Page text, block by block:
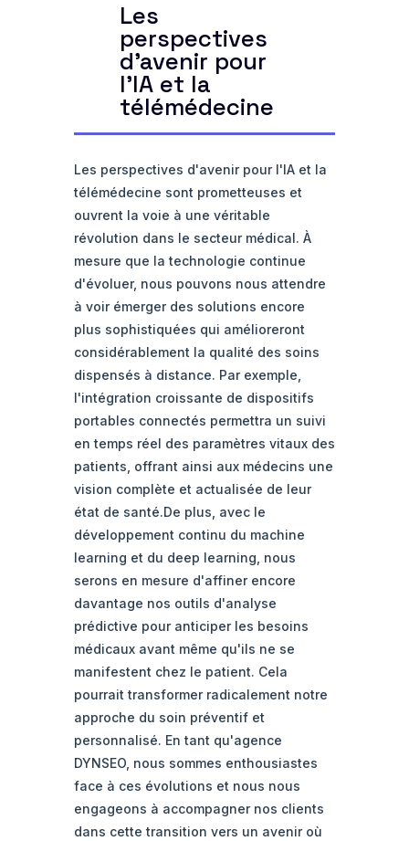
Les
perspectives
d'avenir pour
l'IA et la
télémédecine
Les perspectives d'avenir pour l'IA et la
télémédecine sont prometteuses et
ouvrent la voie à une véritable
révolution dans le secteur médical. À
mesure que la technologie continue
d'évoluer, nous pouvons nous attendre
à voir émerger des solutions encore
plus sophistiquées qui amélioreront
considérablement la qualité des soins
dispensés à distance. Par exemple,
l'intégration croissante de dispositifs
portables connectés permettra un suivi
en temps réel des paramètres vitaux des
patients, offrant ainsi aux médecins une
vision complète et actualisée de leur
état de santé.De plus, avec le
développement continu du machine
learning et du deep learning, nous
serons en mesure d'affiner encore
davantage nos outils d'analyse
prédictive pour anticiper les besoins
médicaux avant même qu'ils ne se
manifestent chez le patient. Cela
pourrait transformer radicalement notre
approche du soin préventif et
personnalisé. En tant qu'agence
DYNSEO, nous sommes enthousiastes
face à ces évolutions et nous nous
engageons à accompagner nos clients
dans cette transition vers un avenir où